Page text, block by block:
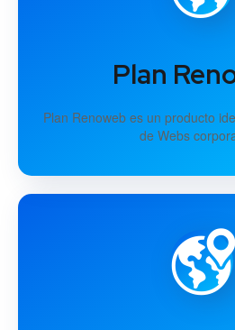
Plan
Plan Renoweb es un producto
de Webs